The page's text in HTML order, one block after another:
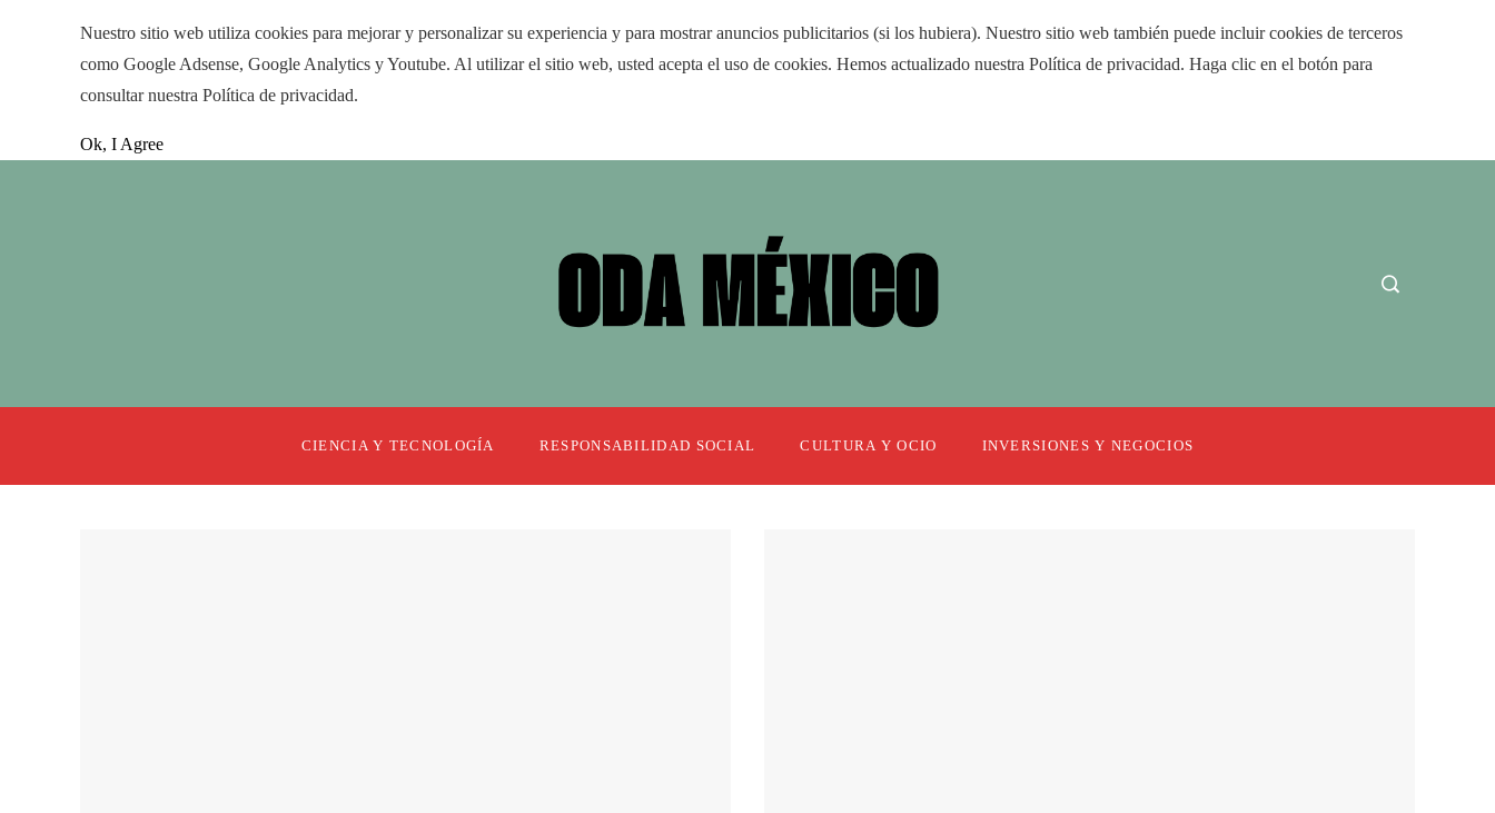
Nuestro sitio web utiliza cookies para mejorar y personalizar su experiencia y para mostrar anuncios publicitarios (si los hubiera). Nuestro sitio web también puede incluir cookies de terceros
como Google Adsense, Google Analytics y Youtube. Al utilizar el sitio web, usted acepta el uso de cookies. Hemos actualizado nuestra Política de privacidad. Haga clic en el botón para
consultar nuestra Política de privacidad.
Ok, I Agree
CIENCIA Y TECNOLOGÍA RESPONSABILIDAD SOCIAL CULTURA Y OCIO INVERSIONES Y NEGOCIOS